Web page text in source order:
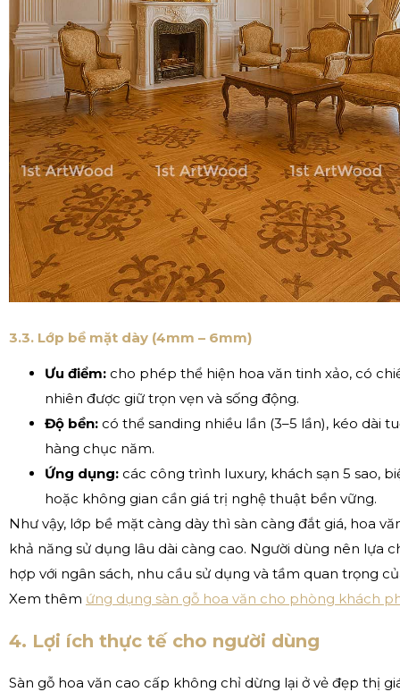
3.3. Lớp bề mặt dày (4mm – 6mm)
Ưu điểm: cho phép thể hiện hoa văn tinh xảo, có
nhiên được giữ trọn vẹn và sống động.
Độ bền: có thể sanding nhiều lần (3–5 lần), kéo dài
hàng chục năm.
Ứng dụng: các công trình luxury, khách sạn 5 sao,
hoặc không gian cần giá trị nghệ thuật bền vững.
Như vậy, lớp bề mặt càng dày thì sàn càng đắt giá, hoa
khả năng sử dụng lâu dài càng cao. Người dùng nên lựa
hợp với ngân sách, nhu cầu sử dụng và tầm quan trọng
Xem thêm ứng dụng sàn gỗ hoa văn cho phòng khách
4. Lợi ích thực tế cho người dùng
Sàn gỗ hoa văn cao cấp không chỉ dừng lại ở vẻ đẹp thị